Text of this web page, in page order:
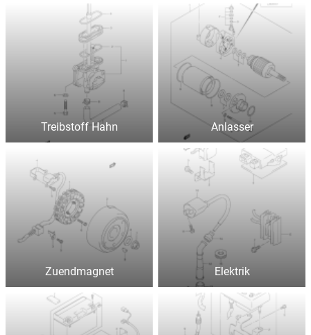
Treibstoff Hahn Anlasser
Zuendmagnet Elektrik